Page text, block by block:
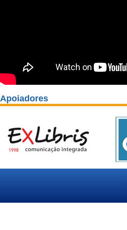
Apoiadores